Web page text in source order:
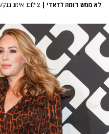
לא ממש דומה לדאדי | צילום: אימג'בנק/GettyImages